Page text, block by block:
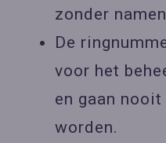
zonder
De
voor het
en gaan
worden.